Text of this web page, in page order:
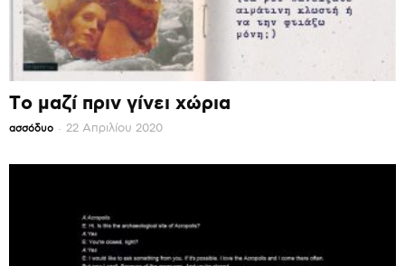
Το μαζί πριν γίνει χώρια
ασσόδυο - 22 Απριλίου 2020